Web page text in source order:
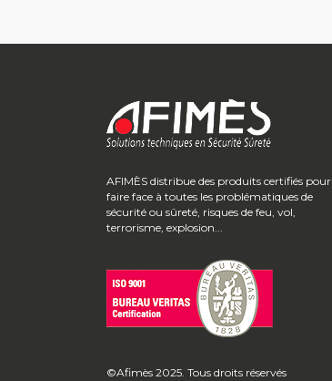
AFIMÈS distribue des produits certifiés pour
faire face à toutes les problématiques de
sécurité ou sûreté, risques de feu, vol,
terrorisme, explosion...
©Afimès 2025. Tous droits réservés